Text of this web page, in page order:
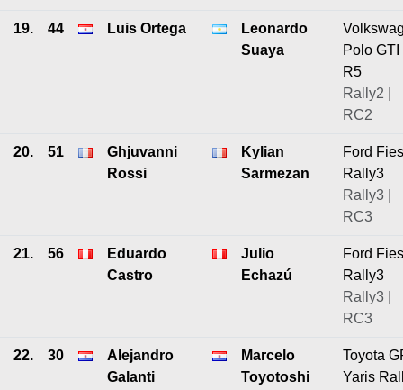
19. 44 Luis Ortega
Leonardo
Suaya
Polo GTI
R5
Rally2 |
RC2
20. 51
Ghjuvanni
Rossi
Kylian
Sarmezan
Ford
Rally3
Rally3 |
RC3
21. 56
Eduardo
Castro
Julio
Echazú
Ford
Rally3
Rally3 |
RC3
22. 30
Alejandro
Galanti
Marcelo
Toyotoshi
Toyota
Yaris